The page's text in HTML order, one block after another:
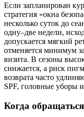
Если запланирован
стратегия «окна
несколько суток до
одну–две недели,
допускается мягкий
отменяется минимум
визита. В сезоны
снижается, а риск
возврата часто
SPF, головные уборы
Когда